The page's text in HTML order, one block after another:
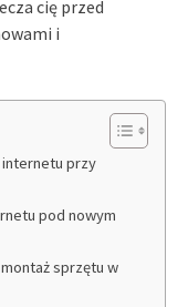
cię przed
i
internetu przy
pod nowym
sprzętu w